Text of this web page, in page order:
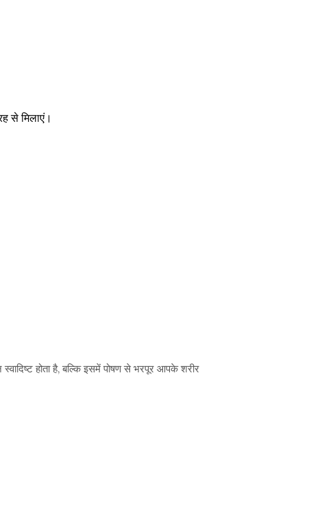
से मिलाएं।
होता है, बल्कि इसमें पोषण से भरपूर आपके शरीर